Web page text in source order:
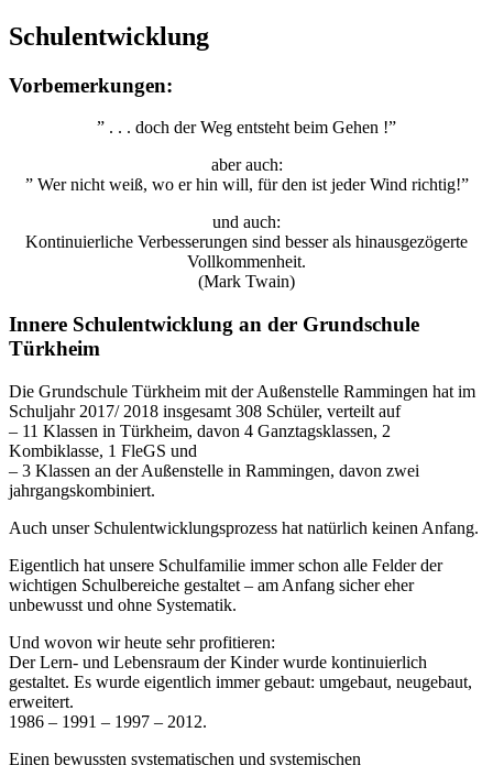
Schulentwicklung
Vorbemerkungen:
” . . . doch der Weg entsteht beim Gehen !”
aber auch:
” Wer nicht weiß, wo er hin will, für den ist jeder Wind richtig!”
und auch:
Kontinuierliche Verbesserungen sind besser als hinausgezögerte
Vollkommenheit.
(Mark Twain)
Innere Schulentwicklung an der Grundschule
Türkheim
Die Grundschule Türkheim mit der Außenstelle Rammingen hat im
Schuljahr 2017/ 2018 insgesamt 308 Schüler, verteilt auf
– 11 Klassen in Türkheim, davon 4 Ganztagsklassen, 2
Kombiklasse, 1 FleGS und
– 3 Klassen an der Außenstelle in Rammingen, davon zwei
jahrgangskombiniert.
Auch unser Schulentwicklungsprozess hat natürlich keinen Anfang.
Eigentlich hat unsere Schulfamilie immer schon alle Felder der
wichtigen Schulbereiche gestaltet – am Anfang sicher eher
unbewusst und ohne Systematik.
Und wovon wir heute sehr profitieren:
Der Lern- und Lebensraum der Kinder wurde kontinuierlich
gestaltet. Es wurde eigentlich immer gebaut: umgebaut, neugebaut,
erweitert.
1986 – 1991 – 1997 – 2012.
Einen bewussten systematischen und systemischen